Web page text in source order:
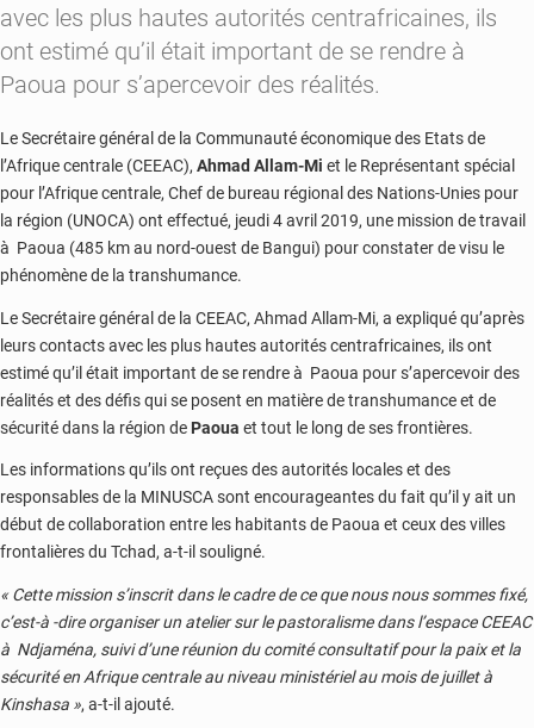
avec les plus hautes autorités centrafricaines, ils
ont estimé qu’il était important de se rendre à
Paoua pour s’apercevoir des réalités.
Le Secrétaire général de la Communauté économique des Etats de
l’Afrique centrale (CEEAC), Ahmad Allam-Mi et le Représentant spécial
pour l’Afrique centrale, Chef de bureau régional des Nations-Unies pour
la région (UNOCA) ont effectué, jeudi 4 avril 2019, une mission de travail
à Paoua (485 km au nord-ouest de Bangui) pour constater de visu le
phénomène de la transhumance.
Le Secrétaire général de la CEEAC, Ahmad Allam-Mi, a expliqué qu’après
leurs contacts avec les plus hautes autorités centrafricaines, ils ont
estimé qu’il était important de se rendre à Paoua pour s’apercevoir des
réalités et des défis qui se posent en matière de transhumance et de
sécurité dans la région de Paoua et tout le long de ses frontières.
Les informations qu’ils ont reçues des autorités locales et des
responsables de la MINUSCA sont encourageantes du fait qu’il y ait un
début de collaboration entre les habitants de Paoua et ceux des villes
frontalières du Tchad, a-t-il souligné.
« Cette mission s’inscrit dans le cadre de ce que nous nous sommes fixé,
c’est-à -dire organiser un atelier sur le pastoralisme dans l’espace CEEAC
à Ndjaména, suivi d’une réunion du comité consultatif pour la paix et la
sécurité en Afrique centrale au niveau ministériel au mois de juillet à
Kinshasa », a-t-il ajouté.